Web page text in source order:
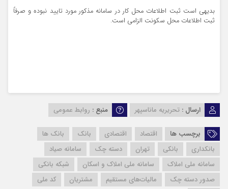
بدیهی است ثبت اطلاعات محل کار در سامانه مذکور مورد تایید نبوده و صرفاً
ثبت اطلاعات محل سکونت الزامی است.
ارسال : تحریریه ماناسپهر منبع : روابط عمومی
برچسب ها اقتصاد اقتصادی بانک
بانک ها
بانکداری
بانکی تهران دسته چک
سامانه صیاد
سامانه ملی املاک
سامانه ملی املاک و اسکان
شبکه بانکی
صدور دسته چک
مالیات‌های مستقیم مشتریان
کد ملی